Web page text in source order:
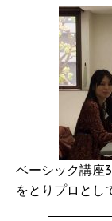
ベーシック講座
をとりプロとし